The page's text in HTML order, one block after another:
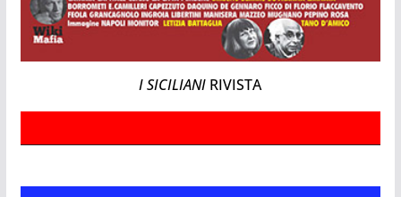
I SICILIANI RIVISTA